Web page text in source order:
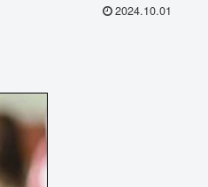
2024.10.01